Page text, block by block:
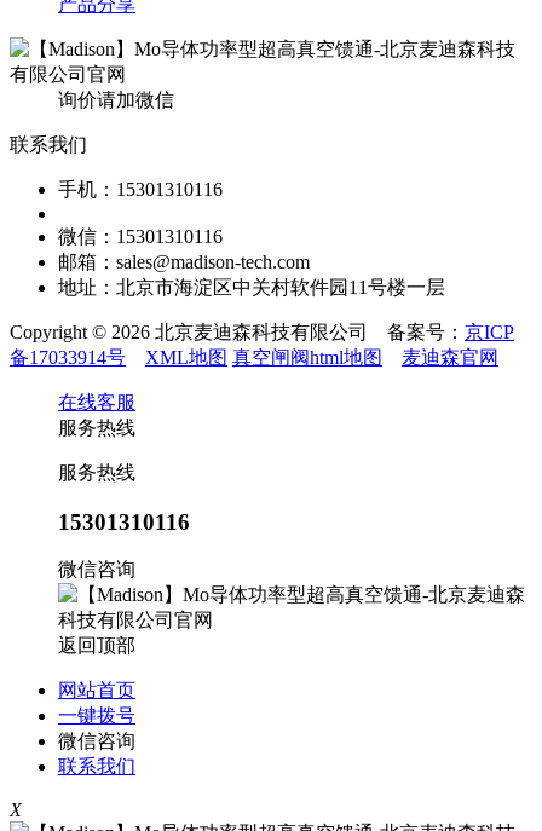
询价请加微信
联系我们
手机：15301310116
微信：15301310116
邮箱：sales@madison-tech.com
地址：北京市海淀区中关村软件园11号楼一层
Copyright © 2026 北京麦迪森科技有限公司 备案号： 京ICP
备17033914号
XML地图 真空闸阀html地图 麦迪森官网
在线客服
服务热线
服务热线
15301310116
微信咨询
返回顶部
网站首页
一键拨号
微信咨询
联系我们
X